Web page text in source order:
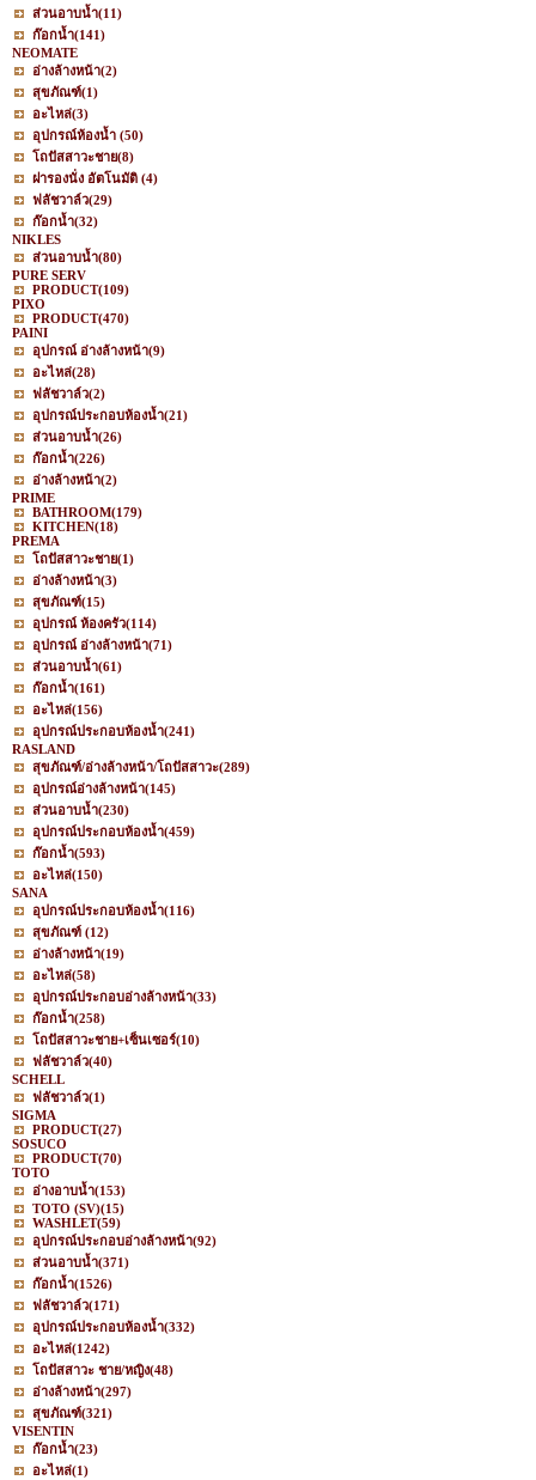
ส่วนอาบน้ำ(11)
ก๊อกน้ำ(141)
NEOMATE
อ่างล้างหน้า(2)
สุขภัณฑ์(1)
อะไหล่(3)
อุปกรณ์ห้องน้ำ (50)
โถปัสสาวะชาย(8)
ฝารองนั่ง อัตโนมัติ (4)
ฟลัชวาล์ว(29)
ก๊อกน้ำ(32)
NIKLES
ส่วนอาบน้ำ(80)
PURE SERV
PRODUCT(109)
PIXO
PRODUCT(470)
PAINI
อุปกรณ์ อ่างล้างหน้า(9)
อะไหล่(28)
ฟลัชวาล์ว(2)
อุปกรณ์ประกอบห้องน้ำ(21)
ส่วนอาบน้ำ(26)
ก๊อกน้ำ(226)
อ่างล้างหน้า(2)
PRIME
BATHROOM(179)
KITCHEN(18)
PREMA
โถปัสสาวะชาย(1)
อ่างล้างหน้า(3)
สุขภัณฑ์(15)
อุปกรณ์ ห้องครัว(114)
อุปกรณ์ อ่างล้างหน้า(71)
ส่วนอาบน้ำ(61)
ก๊อกน้ำ(161)
อะไหล่(156)
อุปกรณ์ประกอบห้องน้ำ(241)
RASLAND
สุขภัณฑ์/อ่างล้างหน้า/โถปัสสาวะ(289)
อุปกรณ์อ่างล้างหน้า(145)
ส่วนอาบน้ำ(230)
อุปกรณ์ประกอบห้องน้ำ(459)
ก๊อกน้ำ(593)
อะไหล่(150)
SANA
อุปกรณ์ประกอบห้องน้ำ(116)
สุขภัณฑ์ (12)
อ่างล้างหน้า(19)
อะไหล่(58)
อุปกรณ์ประกอบอ่างล้างหน้า(33)
ก๊อกน้ำ(258)
โถปัสสาวะชาย+เซ็นเซอร์(10)
ฟลัชวาล์ว(40)
SCHELL
ฟลัชวาล์ว(1)
SIGMA
PRODUCT(27)
SOSUCO
PRODUCT(70)
TOTO
อ่างอาบน้ำ(153)
TOTO (SV)(15)
WASHLET(59)
อุปกรณ์ประกอบอ่างล้างหน้า(92)
ส่วนอาบน้ำ(371)
ก๊อกน้ำ(1526)
ฟลัชวาล์ว(171)
อุปกรณ์ประกอบห้องน้ำ(332)
อะไหล่(1242)
โถปัสสาวะ ชาย/หญิง(48)
อ่างล้างหน้า(297)
สุขภัณฑ์(321)
VISENTIN
ก๊อกน้ำ(23)
อะไหล่(1)